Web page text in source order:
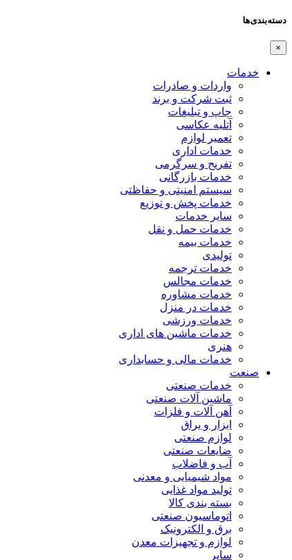
دسته‌بندی‌ها
×
خدمات
واردات و صادرات
ثبت شرکت و برند
چاپ و تبلیغات
آتلیه عکاسی
تعمیر لوازم
خدمات اداری
تفریح و سرگرمی
خدمات بازرگانی
سیستم امنیتی و حفاظتی
خدمات پخش و توزیع
سایر خدمات
خدمات حمل و نقل
خدمات بیمه
تولیدی
خدمات ترجمه
خدمات مجالس
خدمات مشاوره
خدمات در منزل
خدمات ورزشی
خدمات ماشین های اداری
هنری
خدمات مالی و حسابداری
صنعت
خدمات صنعتی
ماشین آلات صنعتی
آهن آلات و فلزات
ابزار و یراق
لوازم صنعتی
ضایعات صنعتی
آب و فاضلاب
مواد شیمیایی و معدنی
تولید مواد غذایی
بسته بندی کالا
اتوماسیون صنعتی
برق و الکترونیک
لوازم و تجهیزات معدن
سایر